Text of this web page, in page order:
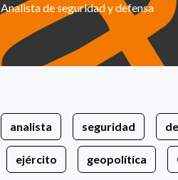
Analista de seguridad y defensa
analista seguridad
ejército geopolítica